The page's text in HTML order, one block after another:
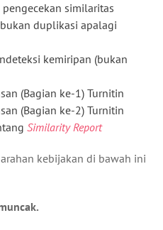
similaritas
duplikasi apalagi
kemiripan (bukan
(Bagian ke-1) Turnitin
(Bagian ke-2) Turnitin
Similarity Report
kebijakan di bawah ini